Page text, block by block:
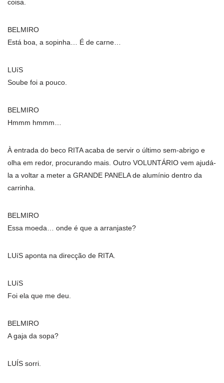
coisa.
BELMIRO
Está boa, a sopinha… É de carne…
LUíS
Soube foi a pouco.
BELMIRO
Hmmm hmmm…
À entrada do beco RITA acaba de servir o último sem-abrigo e
olha em redor, procurando mais. Outro VOLUNTÁRIO vem ajudá-
la a voltar a meter a GRANDE PANELA de alumínio dentro da
carrinha.
BELMIRO
Essa moeda… onde é que a arranjaste?
LUíS aponta na direcção de RITA.
LUíS
Foi ela que me deu.
BELMIRO
A gaja da sopa?
LUÍS sorri.